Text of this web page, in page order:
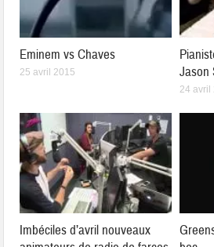
Eminem vs Chaves
25 avril 2015
Jason
24 avril
Imbéciles d’avril nouveaux